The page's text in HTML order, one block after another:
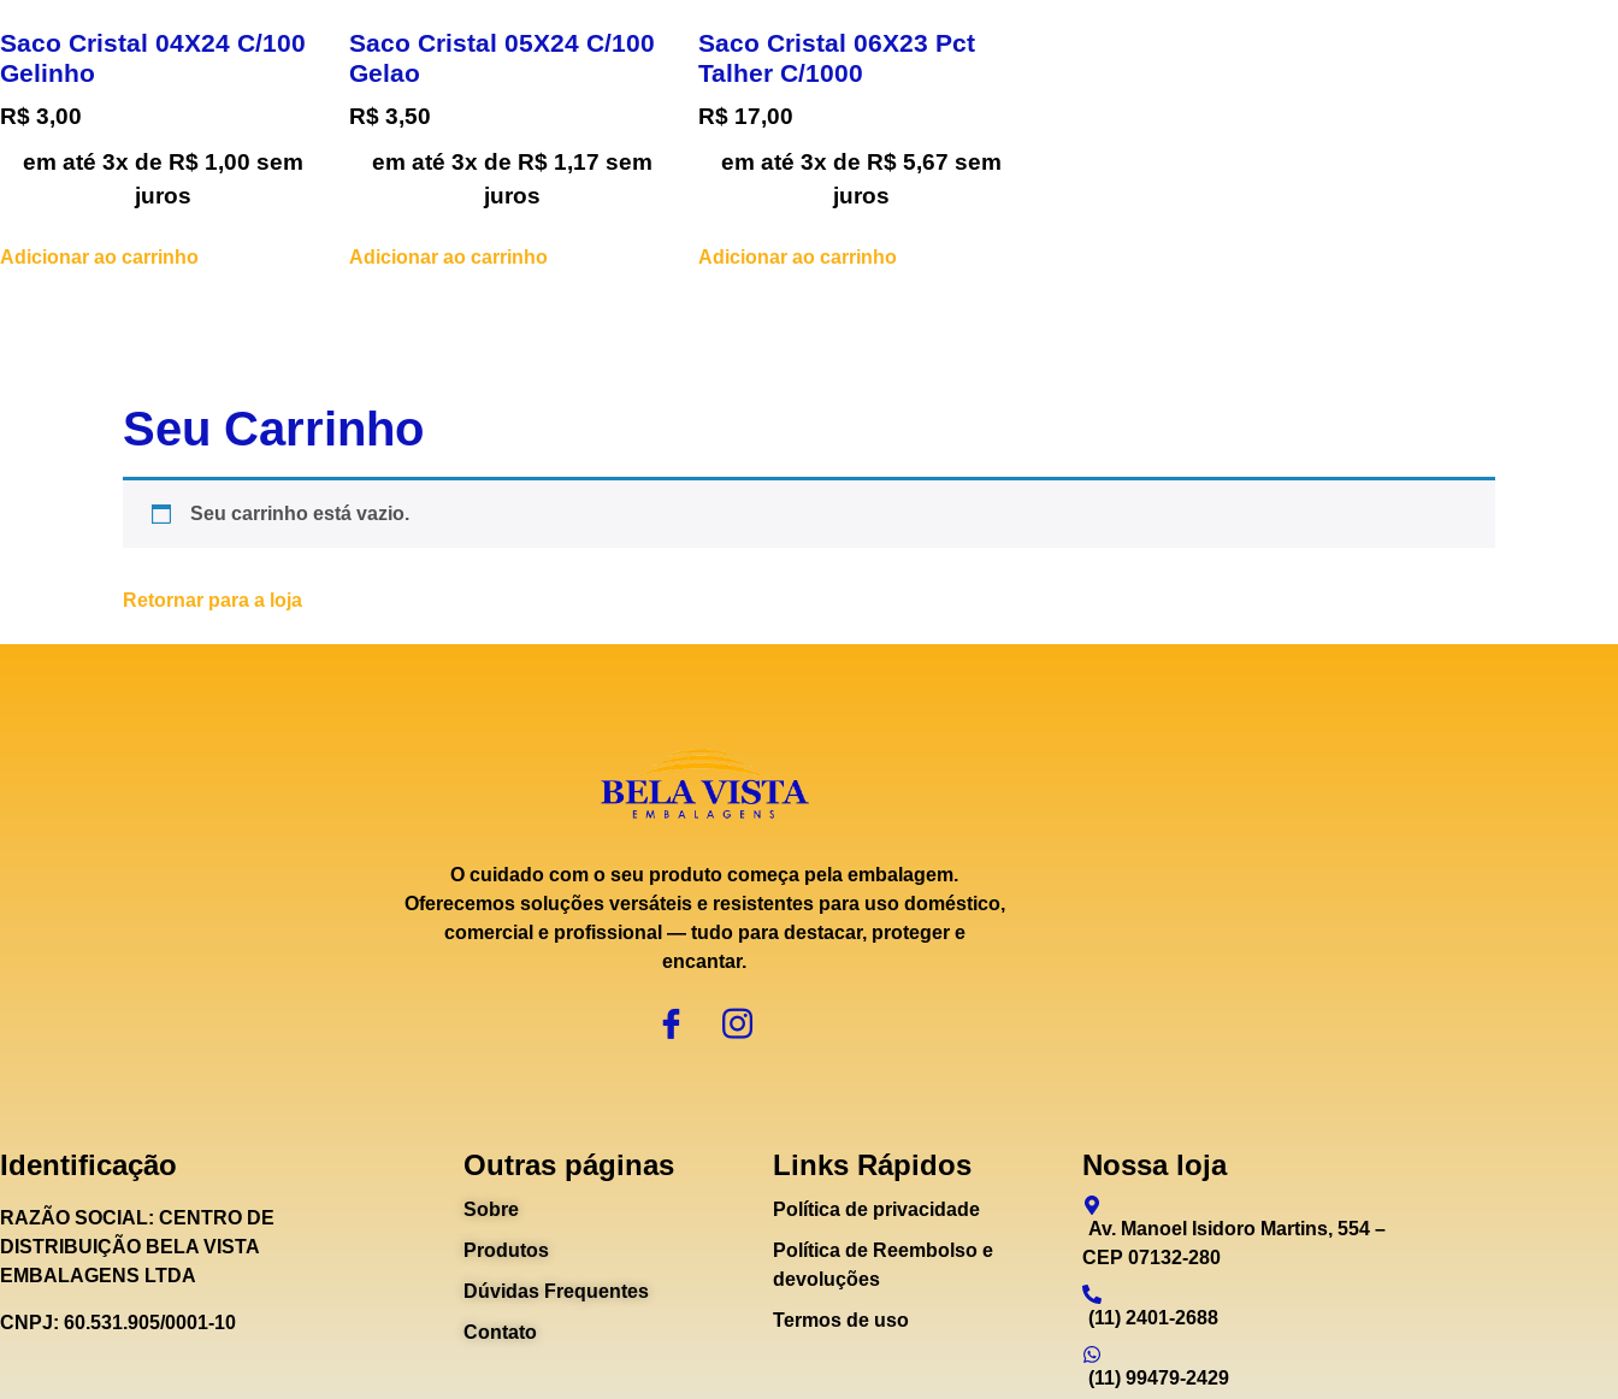
Saco Cristal 04X24 C/100
Gelinho
R$ 3,00
em até 3x de R$1,00 sem
juros
Adicionar ao carrinho
Saco Cristal 05X24 C/100
Gelao
R$ 3,50
em até 3x de R$1,17 sem
juros
Adicionar ao carrinho
Saco Cristal 06X23 Pct
Talher C/1000
R$ 17,00
em até 3x de R$5,67 sem
juros
Adicionar ao carrinho
Seu Carrinho
Seu carrinho está vazio.
Retornar para a loja
O cuidado com o seu produto começa pela embalagem.
Oferecemos soluções versáteis e resistentes para uso doméstico,
comercial e profissional — tudo para destacar, proteger e
encantar.
Identificação
RAZÃO SOCIAL: CENTRO DE
DISTRIBUIÇÃO BELA VISTA
EMBALAGENS LTDA
CNPJ: 60.531.905/0001-10
Outras páginas
Sobre
Produtos
Dúvidas Frequentes
Contato
Links Rápidos
Política de privacidade
Política de Reembolso e
devoluções
Termos de uso
Nossa loja
Av. Manoel Isidoro Martins, 554 –
CEP 07132-280
(11) 2401-2688
(11) 99479-2429